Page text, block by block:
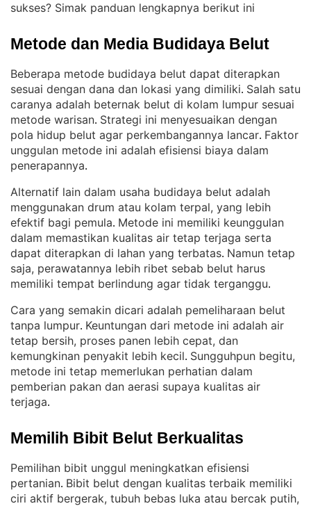
sukses? Simak panduan lengkapnya berikut ini
Metode dan Media Budidaya Belut
Beberapa metode budidaya belut dapat diterapkan
sesuai dengan dana dan lokasi yang dimiliki. Salah satu
caranya adalah beternak belut di kolam lumpur sesuai
metode warisan. Strategi ini menyesuaikan dengan
pola hidup belut agar perkembangannya lancar. Faktor
unggulan metode ini adalah efisiensi biaya dalam
penerapannya.
Alternatif lain dalam usaha budidaya belut adalah
menggunakan drum atau kolam terpal, yang lebih
efektif bagi pemula. Metode ini memiliki keunggulan
dalam memastikan kualitas air tetap terjaga serta
dapat diterapkan di lahan yang terbatas. Namun tetap
saja, perawatannya lebih ribet sebab belut harus
memiliki tempat berlindung agar tidak terganggu.
Cara yang semakin dicari adalah pemeliharaan belut
tanpa lumpur. Keuntungan dari metode ini adalah air
tetap bersih, proses panen lebih cepat, dan
kemungkinan penyakit lebih kecil. Sungguhpun begitu,
metode ini tetap memerlukan perhatian dalam
pemberian pakan dan aerasi supaya kualitas air
terjaga.
Memilih Bibit Belut Berkualitas
Pemilihan bibit unggul meningkatkan efisiensi
pertanian. Bibit belut dengan kualitas terbaik memiliki
ciri aktif bergerak, tubuh bebas luka atau bercak putih,